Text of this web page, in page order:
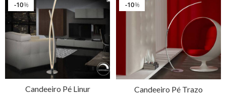
%
10
Candeeiro Pé Linur
%
10
Candeeiro Pé Trazo